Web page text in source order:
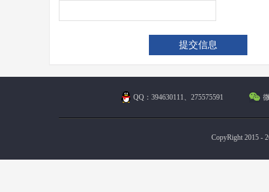
QQ：394630111、275575591
CopyRight 2015 -